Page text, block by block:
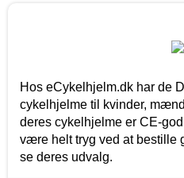
Hos eCykelhjelm.dk har de
cykelhjelme til kvinder,
deres cykelhjelme er CE-
være helt tryg ved at bestille
se deres udvalg.